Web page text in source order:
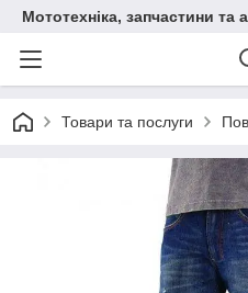
Мототехніка, запчастини та
Товари та послуги